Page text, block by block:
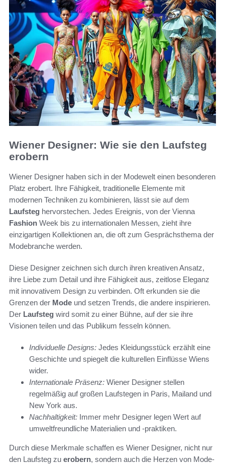
Wiener Designer: Wie sie den Laufsteg
erobern
Wiener Designer haben sich in der Modewelt einen besonderen
Platz erobert. Ihre Fähigkeit, traditionelle Elemente mit
modernen Techniken zu kombinieren, lässt sie auf dem
Laufsteg hervorstechen. Jedes Ereignis, von der Vienna
Fashion Week bis zu internationalen Messen, zieht ihre
einzigartigen Kollektionen an, die oft zum Gesprächsthema der
Modebranche werden.
Diese Designer zeichnen sich durch ihren kreativen Ansatz,
ihre Liebe zum Detail und ihre Fähigkeit aus, zeitlose Eleganz
mit innovativem Design zu verbinden. Oft erkunden sie die
Grenzen der Mode und setzen Trends, die andere inspirieren.
Der Laufsteg wird somit zu einer Bühne, auf der sie ihre
Visionen teilen und das Publikum fesseln können.
Individuelle Designs: Jedes Kleidungsstück erzählt eine
Geschichte und spiegelt die kulturellen Einflüsse Wiens
wider.
Internationale Präsenz: Wiener Designer stellen
regelmäßig auf großen Laufstegen in Paris, Mailand und
New York aus.
Nachhaltigkeit: Immer mehr Designer legen Wert auf
umweltfreundliche Materialien und -praktiken.
Durch diese Merkmale schaffen es Wiener Designer, nicht nur
den Laufsteg zu erobern, sondern auch die Herzen von Mode-